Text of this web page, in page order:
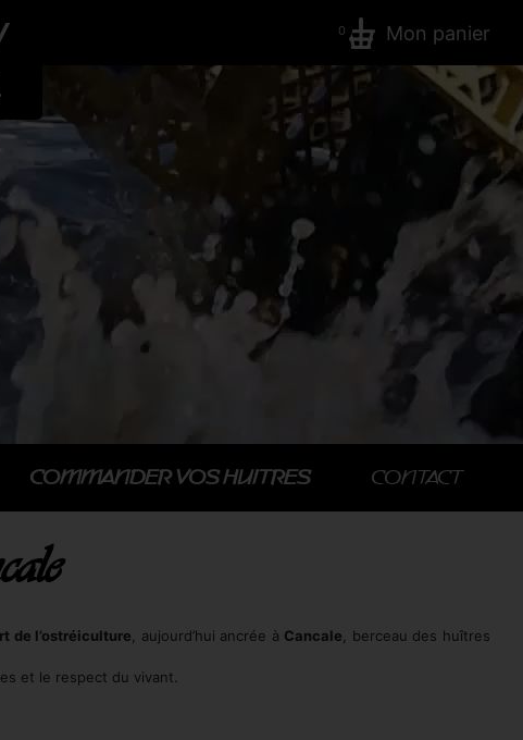
Mon panier
0
COMMANDER VOS HUITRES CONTACT
de l’ostréiculture, aujourd’hui ancrée à Cancale, berceau des huîtres
et le respect du vivant.